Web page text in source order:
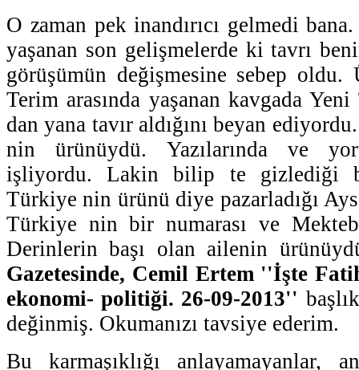
O zaman pek inandırıcı gelmedi
yaşanan son gelişmelerde ki tavrı
görüşümün değişmesine sebep
Terim arasında yaşanan kavgada
dan yana tavır aldığını beyan
nin ürünüydü. Yazılarında ve
işliyordu. Lakin bilip te gizlediği
Türkiye nin ürünü diye pazarladığı
Türkiye nin bir numarası ve
Derinlerin başı olan ailenin
Gazetesinde, Cemil Ertem ''İşte
ekonomi- politiği. 26-09-2013''
değinmiş. Okumanızı tavsiye ederim.
Bu karmaşıklığı anlayamayanlar,